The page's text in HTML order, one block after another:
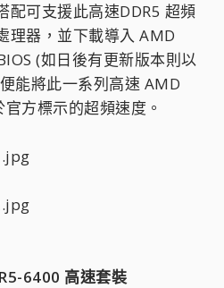
配可支援此高速DDR5 超頻
理器，並下載導入 AMD
(如日後有更新版本則以
能將此一系列高速 AMD
方標示的超頻速度。
6400 高速套裝